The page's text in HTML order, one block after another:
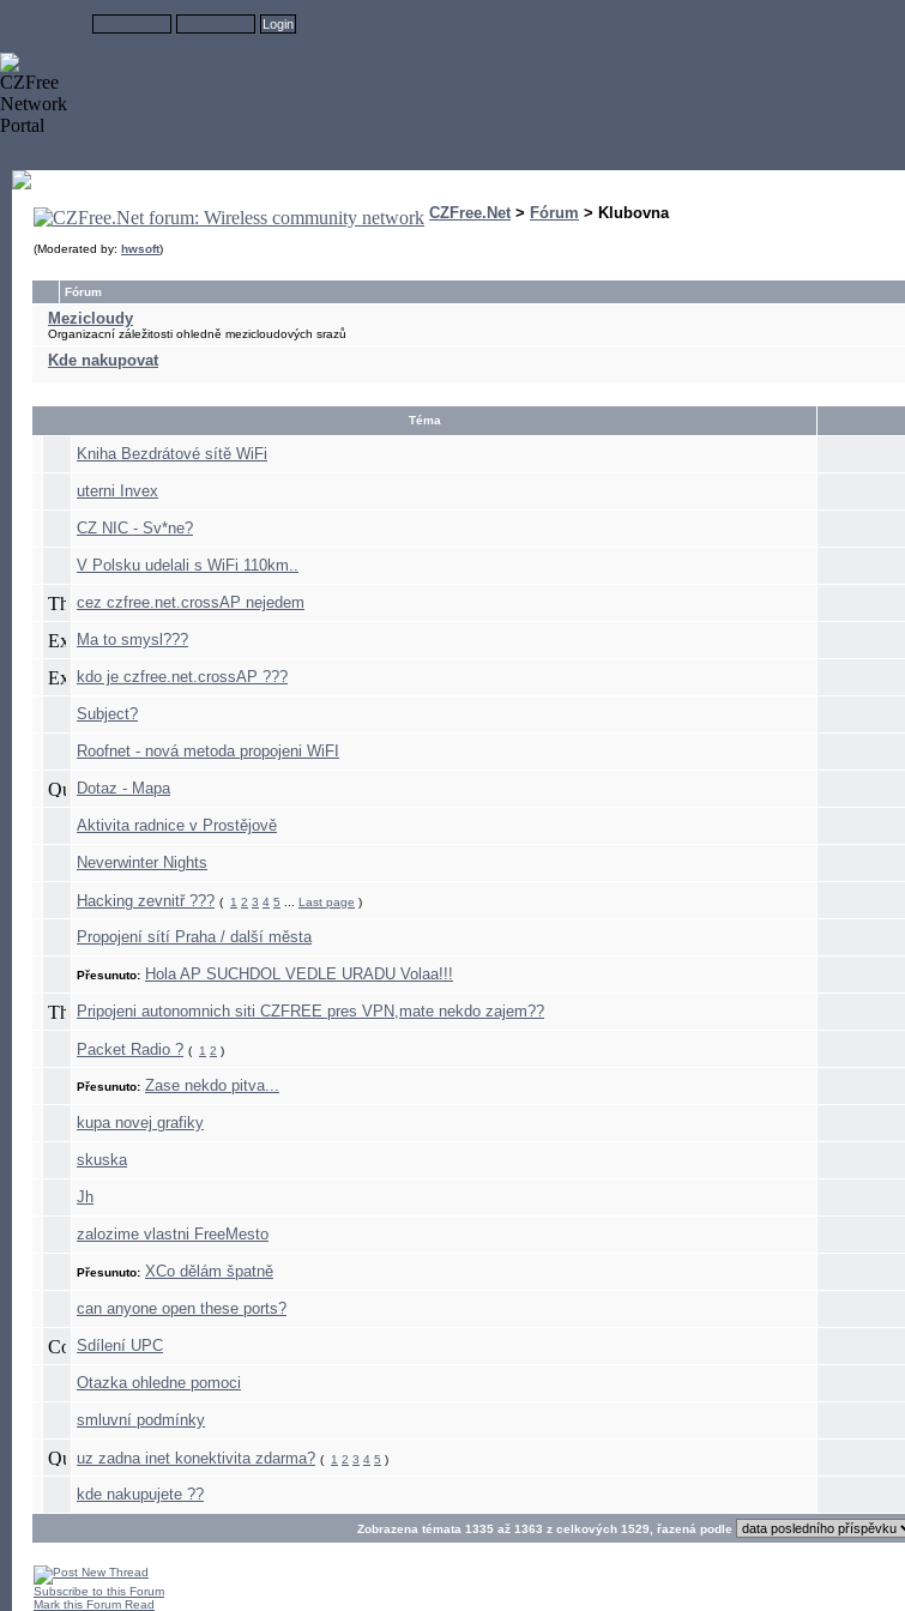
CZFree.Net > Fórum > Klubovna
(Moderated by: hwsoft)
Fórum
Mezicloudy
Organizacní záležitosti ohledně mezicloudových srazů
Kde nakupovat
Téma
Kniha Bezdrátové sítě WiFi
uterni Invex
CZ NIC - Sv*ne?
V Polsku udelali s WiFi 110km..
cez czfree.net.crossAP nejedem
Ma to smysl???
kdo je czfree.net.crossAP ???
Subject?
Roofnet - nová metoda propojeni WiFI
Dotaz - Mapa
Aktivita radnice v Prostějově
Neverwinter Nights
Hacking zevnitř ??? ( 1 2 3 4 5 Last page )
Propojení sítí Praha / další města
Přesunuto: Hola AP SUCHDOL VEDLE URADU Volaa!!!
Pripojeni autonomnich siti CZFREE pres VPN,mate nekdo zajem??
Packet Radio ? ( 1 2 )
Přesunuto: Zase nekdo pitva...
kupa novej grafiky
skuska
Jh
zalozime vlastni FreeMesto
Přesunuto: XCo dělám špatně
can anyone open these ports?
Sdílení UPC
Otazka ohledne pomoci
smluvní podmínky
uz zadna inet konektivita zdarma? ( 1 2 3 4 5 )
kde nakupujete ??
Zobrazena témata 1335 až 1363 z celkových 1529, řazená podle
Subscribe to this Forum
Mark this Forum Read